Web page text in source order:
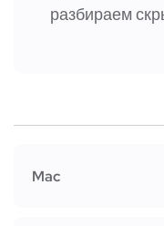
разбираем
Mac